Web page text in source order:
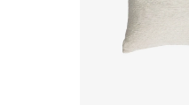
Correo electrónico